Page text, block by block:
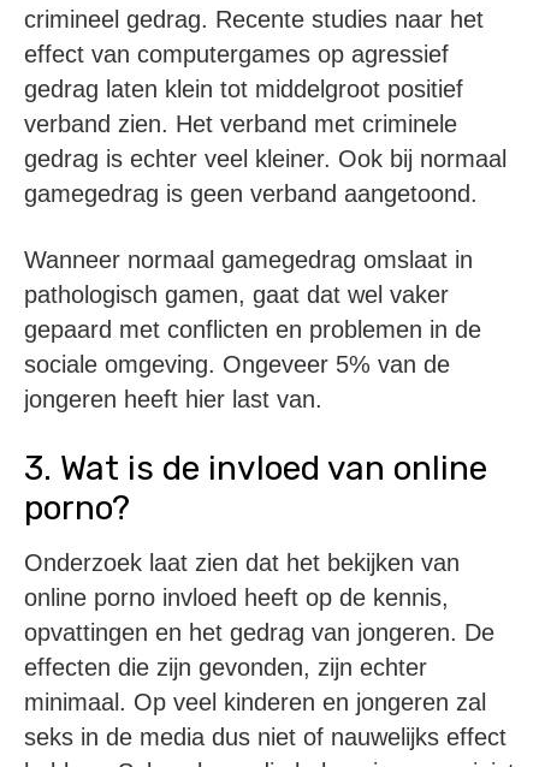
crimineel gedrag. Recente studies naar het
effect van computergames op agressief
gedrag laten klein tot middelgroot positief
verband zien. Het verband met criminele
gedrag is echter veel kleiner. Ook bij normaal
gamegedrag is geen verband aangetoond.
Wanneer normaal gamegedrag omslaat in
pathologisch gamen, gaat dat wel vaker
gepaard met conflicten en problemen in de
sociale omgeving. Ongeveer 5% van de
jongeren heeft hier last van.
3. Wat is de invloed van online
porno?
Onderzoek laat zien dat het bekijken van
online porno invloed heeft op de kennis,
opvattingen en het gedrag van jongeren. De
effecten die zijn gevonden, zijn echter
minimaal. Op veel kinderen en jongeren zal
seks in de media dus niet of nauwelijks effect